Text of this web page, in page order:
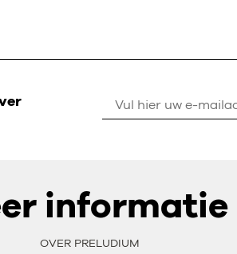
informatie
OVER PRELUDIUM